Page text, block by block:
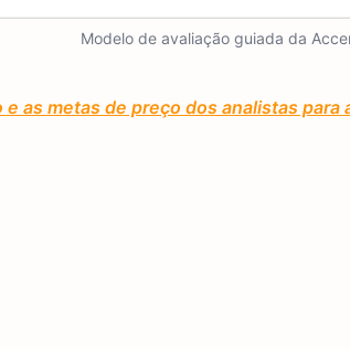
Modelo de avaliação guiada da
as metas de preço dos analistas